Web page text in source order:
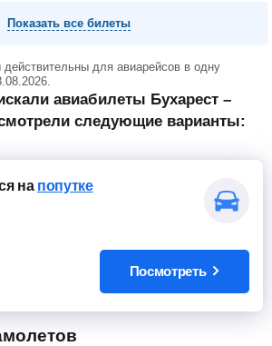
Показать все билеты
для авиарейсов в одну
авиабилеты Бухарест –
следующие варианты:
на попутке
Посмотреть